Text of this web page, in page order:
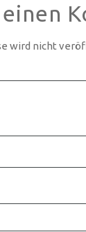
wird nicht